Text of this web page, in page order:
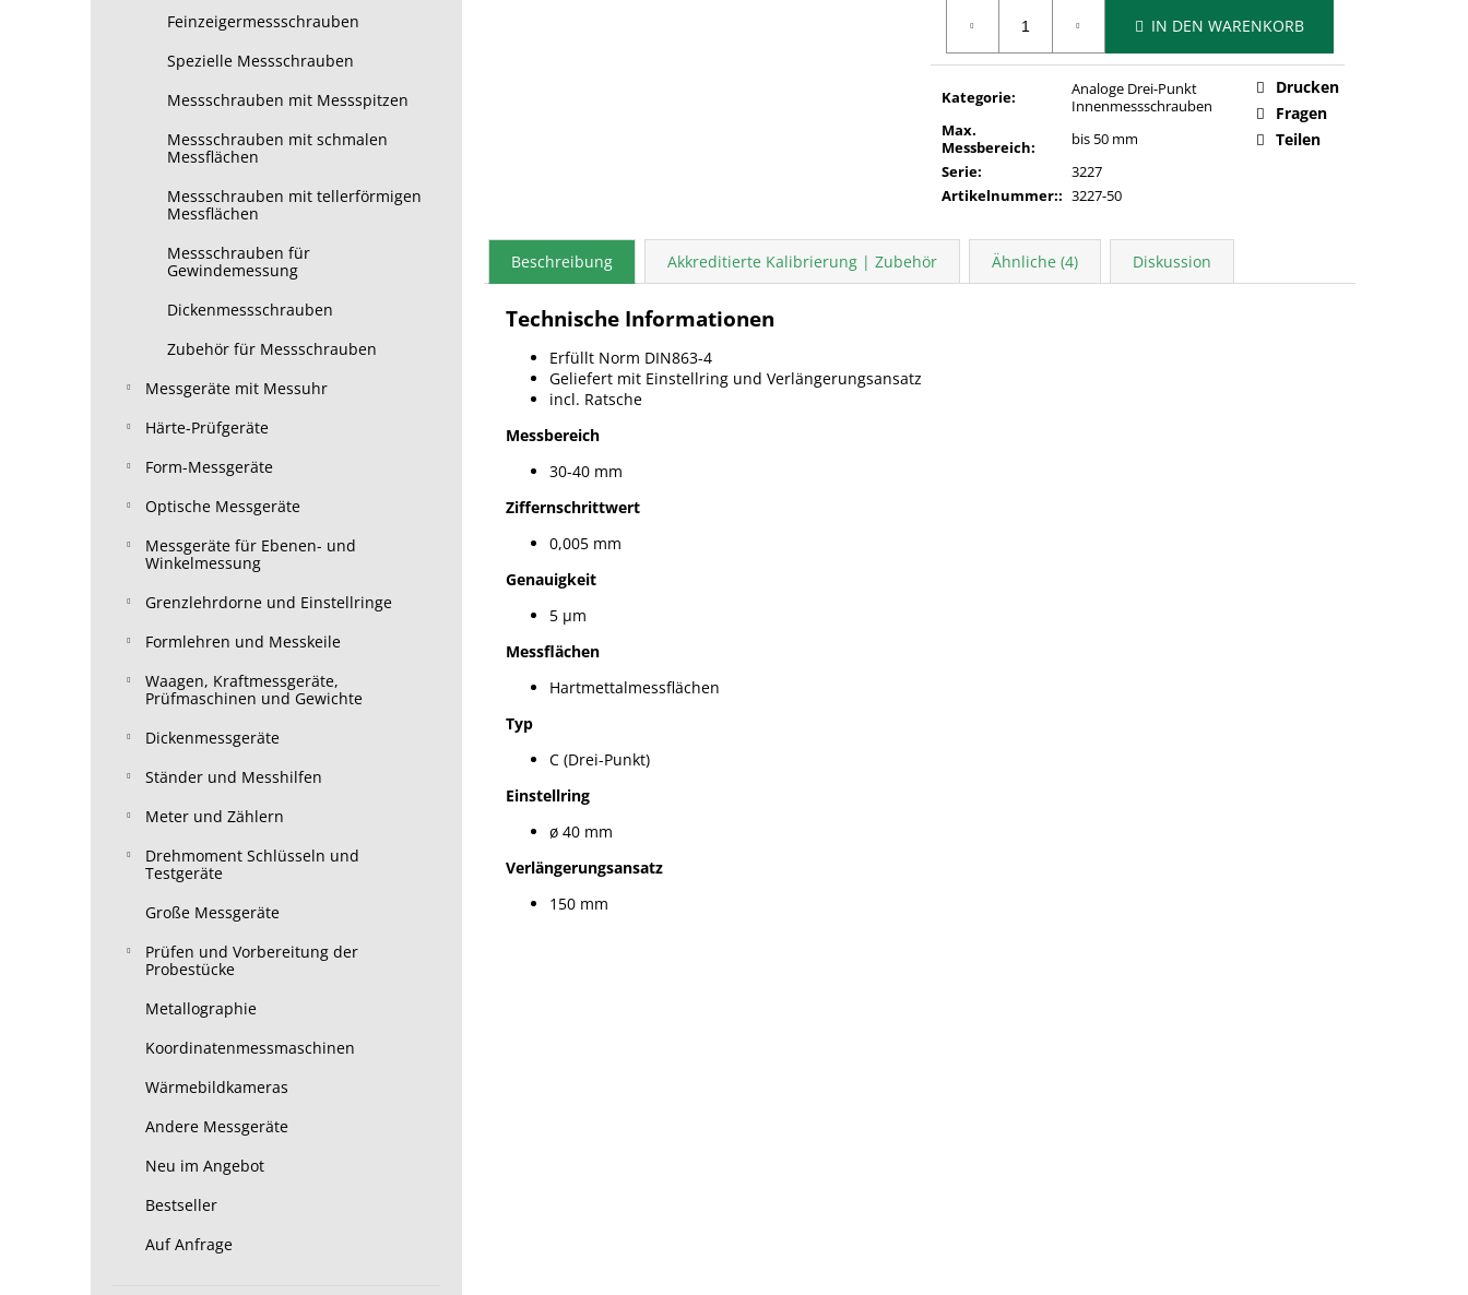
Feinzeigermessschrauben
Spezielle Messschrauben
Messschrauben mit Messspitzen
Messschrauben mit schmalen
Messflächen
Messschrauben mit tellerförmigen
Messflächen
Messschrauben für
Gewindemessung
Dickenmessschrauben
Zubehör für Messschrauben
Messgeräte mit Messuhr
Härte-Prüfgeräte
Form-Messgeräte
Optische Messgeräte
Messgeräte für Ebenen- und
Winkelmessung
Grenzlehrdorne und Einstellringe
Formlehren und Messkeile
Waagen, Kraftmessgeräte,
Prüfmaschinen und Gewichte
Dickenmessgeräte
Ständer und Messhilfen
Meter und Zählern
Drehmoment Schlüsseln und
Testgeräte
Große Messgeräte
Prüfen und Vorbereitung der
Probestücke
Metallographie
Koordinatenmessmaschinen
Wärmebildkameras
Andere Messgeräte
Neu im Angebot
Bestseller
Auf Anfrage
IN DEN WARENKORB
Kategorie:
Analoge Drei-Punkt
Innenmessschrauben
Max.
Messbereich:
bis 50 mm
Serie:
3227
Artikelnummer:: 3227-50
Drucken
Fragen
Teilen
Beschreibung Akkreditierte Kalibrierung | Zubehör Ähnliche (4) Diskussion
Technische Informationen
Erfüllt Norm DIN863-4
Geliefert mit Einstellring und Verlängerungsansatz
incl. Ratsche
Messbereich
30-40 mm
Ziffernschrittwert
0,005 mm
Genauigkeit
5 µm
Messflächen
Hartmettalmessflächen
Typ
C (Drei-Punkt)
Einstellring
ø 40 mm
Verlängerungsansatz
150 mm